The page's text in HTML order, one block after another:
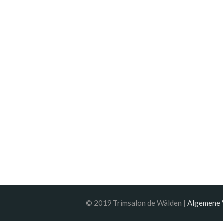
© 2019 Trimsalon de Wâlden | Algemene